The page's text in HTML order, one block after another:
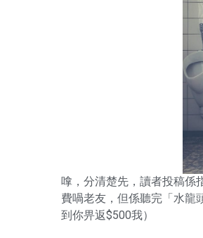
嗱，分清楚先，讀者投稿係
費喎老友，但係聽完「水龍
到你畀返$500我）